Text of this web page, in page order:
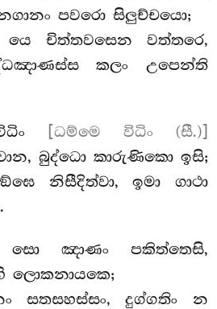
පවරො සිලුච්චයො;
යෙ චිත්තවසෙන වත්තරෙ,
කලං උපෙන්ති
[ධම්මෙ විධිං (සී.)]
බුද්ධො කාරුණිකො ඉසි;
නිසීදිත්වා, ඉමා ගාථා
සො ඤාණං පකිත්තෙසි,
ලොකනායකෙ;
සතසහස්සං, දුග්ගතිං න